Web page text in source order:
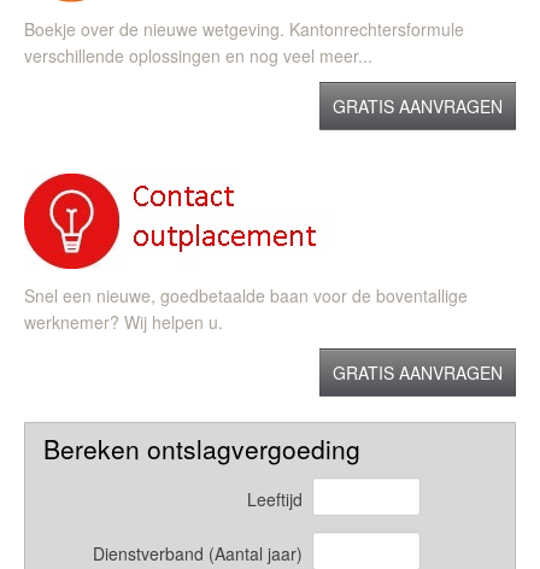
Boekje over de nieuwe wetgeving. Kantonrechtersformule
verschillende oplossingen en nog veel meer...
GRATIS AANVRAGEN
Snel een nieuwe, goedbetaalde baan voor de boventallige
werknemer? Wij helpen u.
GRATIS AANVRAGEN
Bereken ontslagvergoeding
Leeftijd
Dienstverband (Aantal jaar)